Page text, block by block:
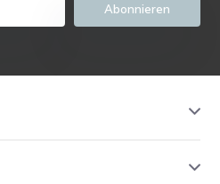
Abonnieren